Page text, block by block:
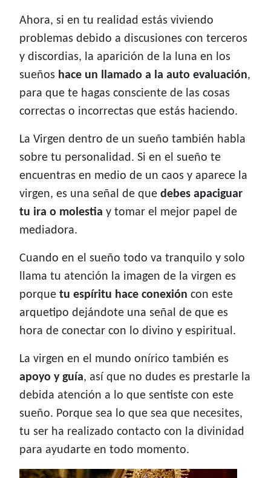
Ahora, si en tu realidad estás viviendo
problemas debido a discusiones con terceros
y discordias, la aparición de la luna en los
sueños hace un llamado a la auto evaluación,
para que te hagas consciente de las cosas
correctas o incorrectas que estás haciendo.
La Virgen dentro de un sueño también habla
sobre tu personalidad. Si en el sueño te
encuentras en medio de un caos y aparece la
virgen, es una señal de que debes apaciguar
tu ira o molestia y tomar el mejor papel de
mediadora.
Cuando en el sueño todo va tranquilo y solo
llama tu atención la imagen de la virgen es
porque tu espíritu hace conexión con este
arquetipo dejándote una señal de que es
hora de conectar con lo divino y espiritual.
La virgen en el mundo onírico también es
apoyo y guía, así que no dudes es prestarle la
debida atención a lo que sentiste con este
sueño. Porque sea lo que sea que necesites,
tu ser ha realizado contacto con la divinidad
para ayudarte en todo momento.